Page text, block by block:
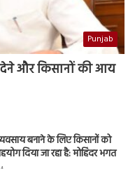
Punjab
देने और किसानों की आय
बनाने के लिए किसानों को
दिया जा रहा है: मोहिंदर भगत